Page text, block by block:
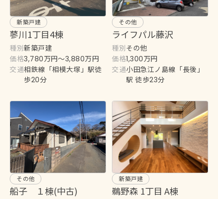
新築戸建
蓼川1丁目4棟
種別新築戸建
価格3,780万円〜3,880万円
交通相鉄線「相模大塚」駅徒
歩20分
その他
ライフパル藤沢
種別その他
価格1,300万円
交通小田急江ノ島線「長後」
駅 徒歩23分
その他
船子 １棟(中古)
新築戸建
鵜野森 1丁目 A棟